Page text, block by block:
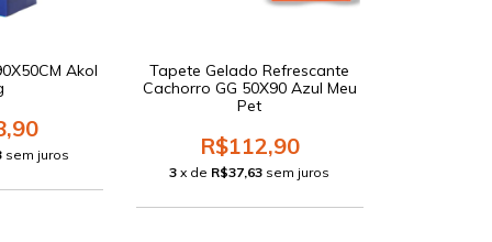
Akol
sem juros
Tapete Gelado Refrescante
Cachorro GG 50X90 Azul Meu
Pet
R$112,90
3 x de R$37,63 sem juros